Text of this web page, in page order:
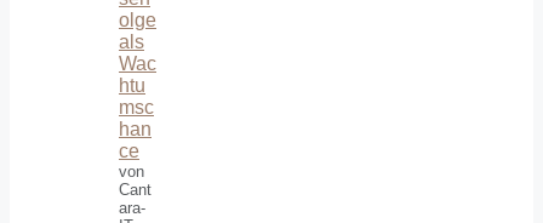
olge
als
Wac
htu
msc
han
ce
von
Cant
ara-